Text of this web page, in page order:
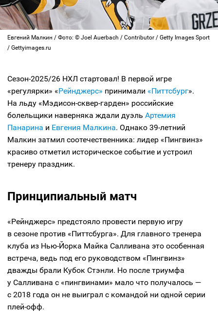
Евгений Малкин / Фото: © Joel Auerbach / Contributor / Getty Images Sport
/ Gettyimages.ru
Сезон-2025/26 НХЛ стартовал! В первой игре
«регулярки» «Рейнджерс» принимали «Питтсбург».
На льду «Мэдисон-сквер-гарден» российские
болельщики наверняка ждали дуэль Артемия
Панарина и Евгения Малкина. Однако 39-летний
Малкин затмил соотечественника: лидер «Пингвинз»
красиво отметил историческое событие и устроил
тренеру праздник.
Принципиальный матч
«Рейнджерс» предстояло провести первую игру
в сезоне против «Питтсбурга». Для главного тренера
клуба из Нью-Йорка Майка Салливана это особенная
встреча, ведь под его руководством «Пингвинз»
дважды брали Кубок Стэнли. Но после триумфа
у Салливана с «пингвинами» мало что получалось —
с 2018 года он не выиграл с командой ни одной серии
плей-офф.